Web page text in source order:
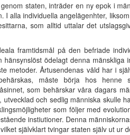
staten, inträder en ny epok i
alla individuella angelägenhter,
som alltid uttalar det
framtidsmål på den befriade
ödelagt denna mänskliga
metoder. Årtusendenas våld har i
måste börja hos henne
som behärskar våra dagars
och sedlig människa skulle
som följer med
instiutioner. Denna
självklart tvingar staten själv ut ur